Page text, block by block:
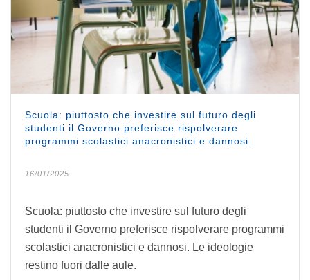
Scuola: piuttosto che investire sul futuro degli
studenti il Governo preferisce rispolverare
programmi scolastici anacronistici e dannosi.
16/01/2025
Scuola: piuttosto che investire sul futuro degli
studenti il Governo preferisce rispolverare programmi
scolastici anacronistici e dannosi. Le ideologie
restino fuori dalle aule.